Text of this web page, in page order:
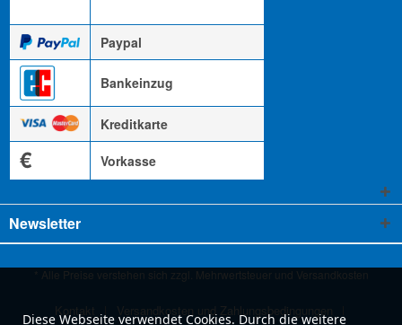
Paypal
Bankeinzug
Kreditkarte
€ Vorkasse
Newsletter
* Alle Preise verstehen sich zzgl. Mehrwertsteuer und Versandkosten
Kontakt Versandkosten und Zahlungsbedingungen
Diese Webseite verwendet Cookies. Durch die weitere